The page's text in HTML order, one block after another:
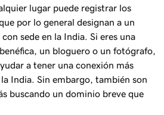
lugar puede registrar los
por lo general designan a un
sede en la India. Si eres una
un bloguero o un fotógrafo,
a tener una conexión más
India. Sin embargo, también son
buscando un dominio breve que